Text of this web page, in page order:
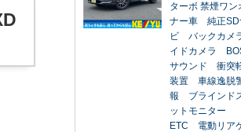
ターボ 禁煙ワン
ナー車 純正SD
ビ バックカメ
イドカメラ
サウンド 衝突
装置 車線逸脱
報 ブラインド
ットモニター
ETC 電動リア